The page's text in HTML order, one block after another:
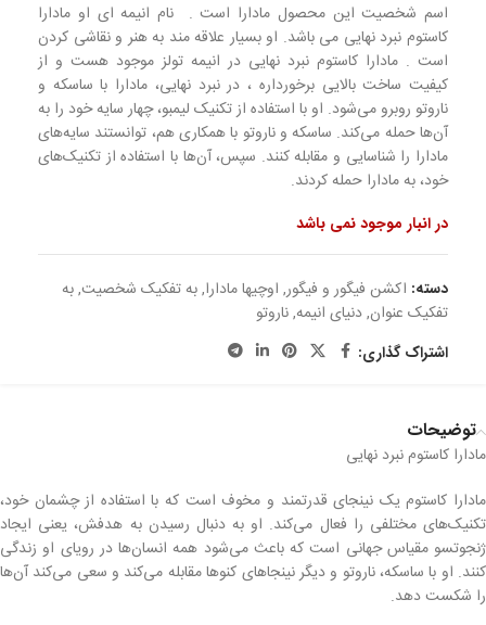
اسم شخصیت این محصول مادارا است . نام انیمه ای او مادارا
کاستوم نبرد نهایی می باشد. او بسیار علاقه مند به هنر و نقاشی کردن
است . مادارا کاستوم نبرد نهایی در انیمه تولز موجود هست و از
کیفیت ساخت بالایی برخورداره ، در نبرد نهایی، مادارا با ساسکه و
ناروتو روبرو می‌شود. او با استفاده از تکنیک لیمبو، چهار سایه خود را به
آن‌ها حمله می‌کند. ساسکه و ناروتو با همکاری هم، توانستند سایه‌های
مادارا را شناسایی و مقابله کنند. سپس، آن‌ها با استفاده از تکنیک‌های
خود، به مادارا حمله کردند.
در انبار موجود نمی باشد
دسته: اکشن فیگور و فیگور, اوچیها مادارا,به تفکیک شخصیت,به
تفکیک عنوان,دنیای انیمه,ناروتو
اشتراک گذاری:
توضیحات
مادارا کاستوم نبرد نهایی
مادارا کاستوم یک نینجای قدرتمند و مخوف است که با استفاده از چشمان خود،
تکنیک‌های مختلفی را فعال می‌کند. او به دنبال رسیدن به هدفش، یعنی ایجاد
ژنجوتسو مقیاس جهانی است که باعث می‌شود همه انسان‌ها در رویای او زندگی
کنند. او با ساسکه، ناروتو و دیگر نینجاهای کنوها مقابله می‌کند و سعی می‌کند آن‌ها
را شکست دهد.